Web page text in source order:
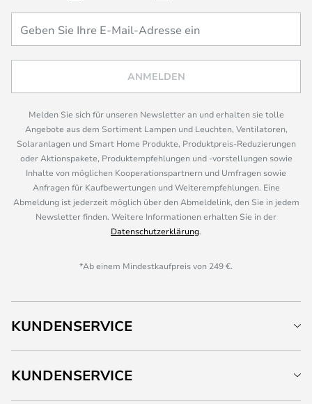
ANMELDEN
Melden Sie sich für unseren Newsletter an und erhalten sie tolle
Angebote aus dem Sortiment Lampen und Leuchten, Ventilatoren,
Solaranlagen und Smart Home Produkte, Produktpreis-Reduzierungen
oder Aktionspakete, Produktempfehlungen und -vorstellungen sowie
Inhalte von möglichen Kooperationspartnern und Umfragen sowie
Anfragen für Kaufbewertungen und Weiterempfehlungen. Eine
Abmeldung ist jederzeit möglich über den Abmeldelink, den Sie in jedem
Newsletter finden. Weitere Informationen erhalten Sie in der
Datenschutzerklärung.
*Ab einem Mindestkaufpreis von 249 €.
KUNDENSERVICE
KUNDENSERVICE